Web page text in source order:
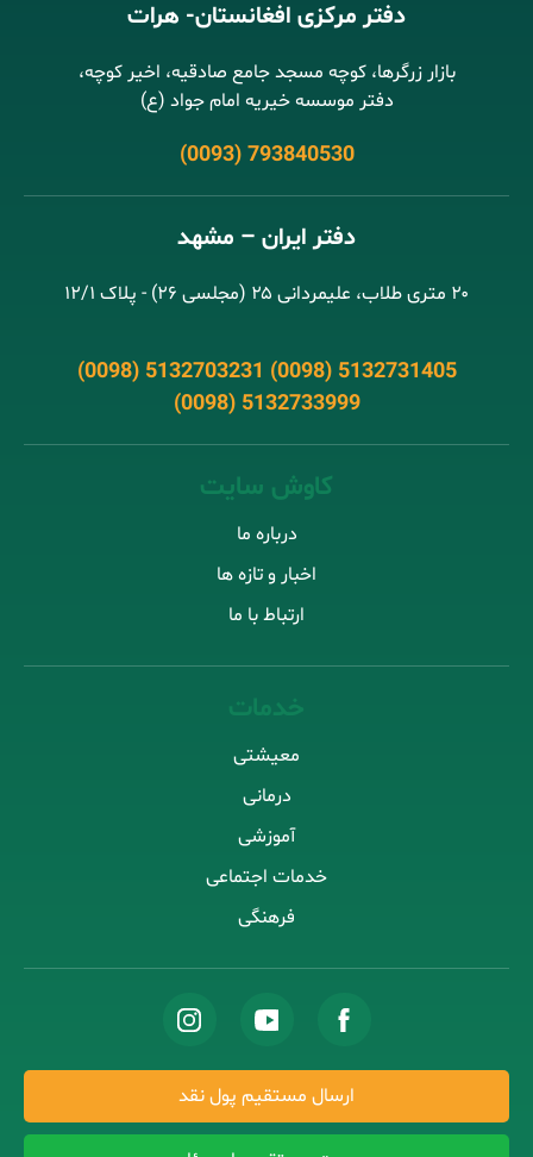
دفتر مرکزی افغانستان- هرات
بازار زرگرها، کوچه مسجد جامع صادقیه، اخیر کوچه،
دفتر موسسه خیریه امام جواد (ع)
(0093) 793840530
دفتر ایران – مشهد
۲۰ متری طلاب، علیمردانی ۲۵ (مجلسی ۲۶) - پلاک ۱۲/۱
(0098) 5132703231 (0098) 5132731405
(0098) 5132733999
کاوش سایت
درباره ما
اخبار و تازه ها
ارتباط با ما
خدمات
معیشتی
درمانی
آموزشی
خدمات اجتماعی
فرهنگی
ارسال مستقیم پول نقد